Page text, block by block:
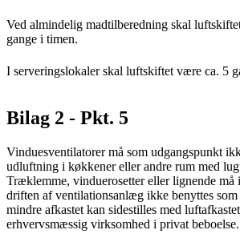
Ved almindelig madtilberedning skal
gange i timen.
I serveringslokaler skal luftskiftet være ca. 5
Bilag 2 - Pkt. 5
Vinduesventilatorer må som udgangspunkt
udluftning i køkkener eller andre rum med
Træklemme, vinduerosetter eller lignende må
driften af ventilationsanlæg ikke benyttes
mindre afkastet kan sidestilles med
erhvervsmæssig virksomhed i privat beboelse.